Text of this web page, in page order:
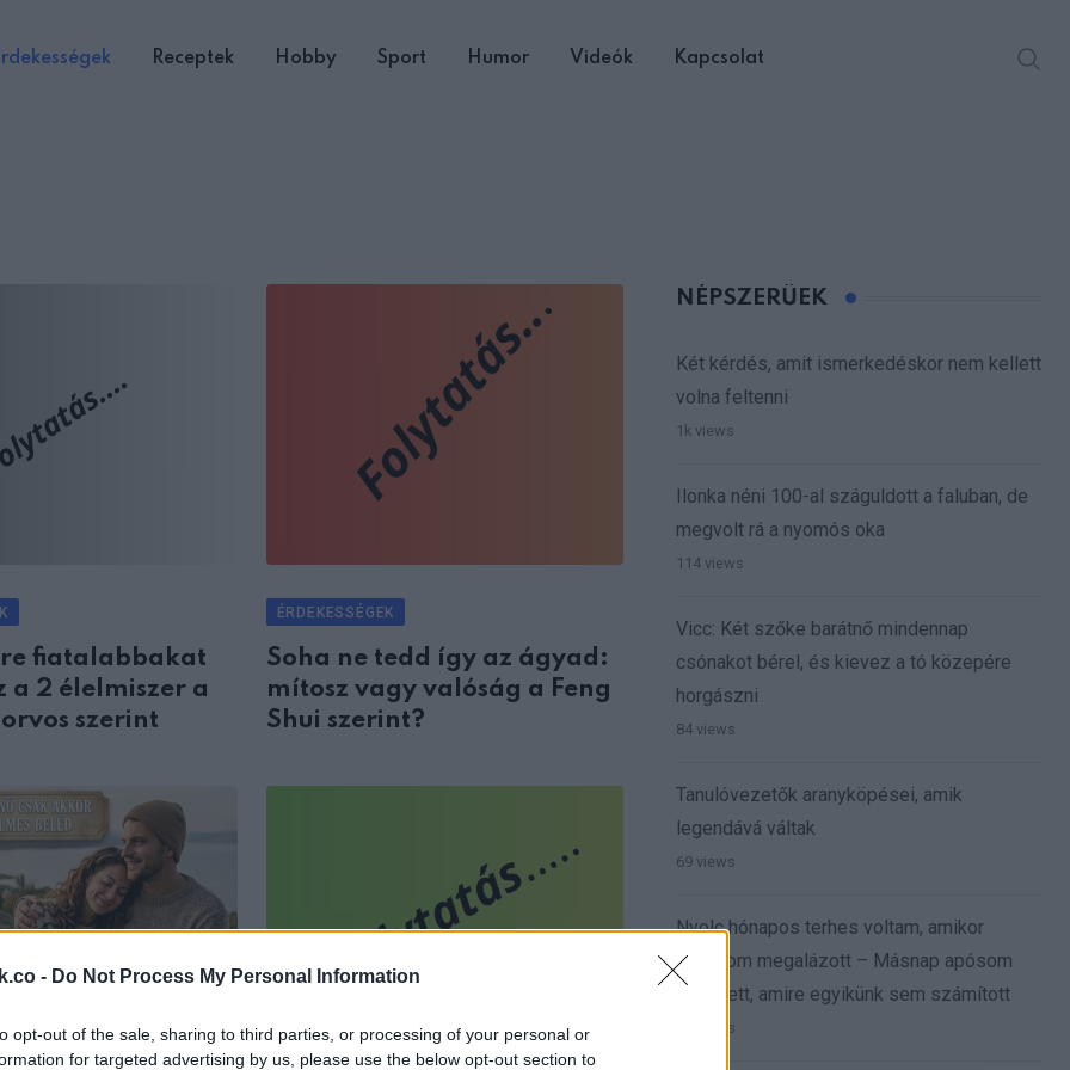
- Do Not Process My Personal Information
opt-out of the sale, sharing to third parties, or processing of your personal or
for targeted advertising by us, please use the below opt-out section to
Receptek Hobby Sport Humor Videók Kapcsolat
fiatalabbakat
a 2 élelmiszer a
szerint
ÉRDEKESSÉGEK
Soha ne tedd így az ágyad:
mítosz vagy valóság a Feng
Shui szerint?
NÉPSZERŰEK
Két kérdés, amit ismerkedéskor nem kellett
volna feltenni
1k views
Ilonka néni 100-al száguldott a faluban, de
megvolt rá a nyomós oka
114 views
Vicc: Két szőke barátnő mindennap
csónakot bérel, és kievez a tó közepére
horgászni
84 views
Tanulóvezetők aranyköpései, amik
legendává váltak
69 views
Nyolc hónapos terhes voltam, amikor
anyósom megalázott – Másnap apósom
olyat tett, amire egyikünk sem számított
59 views